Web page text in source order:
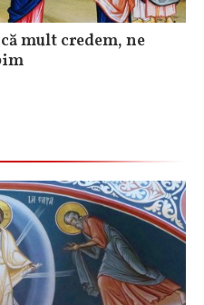
mult credem, ne